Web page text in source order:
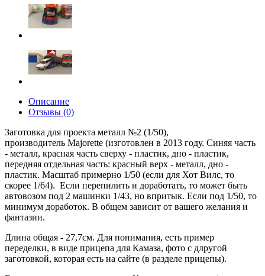
Описание
Отзывы (0)
Заготовка для проекта металл №2 (1/50),
производитель Majorette (изготовлен в 2013 году. Синяя часть
- металл, красная часть сверху - пластик, дно - пластик,
передняя отдельная часть: красный верх - металл, дно -
пластик. Масштаб примерно 1/50 (если для Хот Вилс, то
скорее 1/64). Если перепилить и доработать, то может быть
автовозом под 2 машинки 1/43, но впритык. Если под 1/50, то
минимум доработок. В общем зависит от вашего желания и
фантазии.
Длина общая - 27,7см. Для понимания, есть пример
переделки, в виде прицепа для Камаза, фото с длругой
заготовкой, которая есть на сайте (в разделе прицепы).